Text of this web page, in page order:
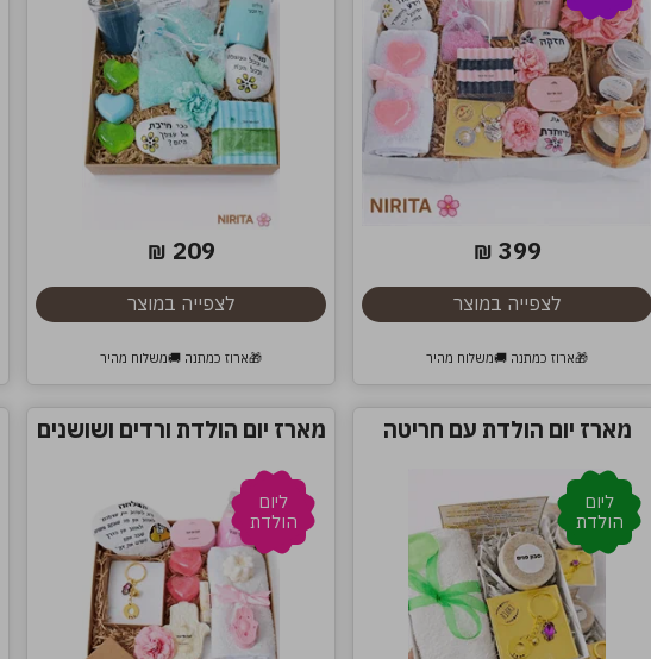
399
₪
לצפייה במוצר
🎁ארוז כמתנה 🚚משלוח מהיר
209
₪
לצפייה במוצר
🎁ארוז כמתנה 🚚משלוח מהיר
מארז יום הולדת עם חריטה
ליום
הולדת
מארז יום הולדת ורדים ושושנים
ליום
הולדת